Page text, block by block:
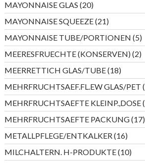
MAYONNAISE GLAS 2020
Produkte
MAYONNAISE SQUEEZE 2121
Produkte
MAYONNAISE TUBE/PORTIONEN 55
MEERESFRUECHTE (KONSERVEN) 22
MEERRETTICH GLAS/TUBE 1818
MEHRFRUCHTSAEF.FL.EW GLAS/PET
MEHRFRUCHTSAEFTE KLEINP.,DOSE
MEHRFRUCHTSAEFTE PACKUNG 17
METALLPFLEGE/ENTKALKER 1616
MILCHALTERN. H-PRODUKTE 1010